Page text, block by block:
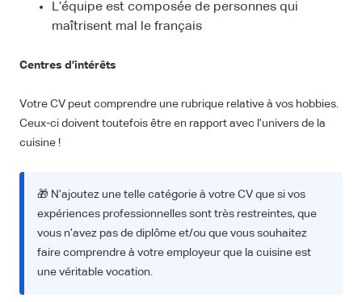
L’équipe est composée de personnes qui
maîtrisent mal le français
Centres d’intérêts
Votre CV peut comprendre une rubrique relative à vos hobbies.
Ceux-ci doivent toutefois être en rapport avec l’univers de la
cuisine !
🎁 N’ajoutez une telle catégorie à votre CV que si vos
expériences professionnelles sont très restreintes, que
vous n’avez pas de diplôme et/ou que vous souhaitez
faire comprendre à votre employeur que la cuisine est
une véritable vocation.